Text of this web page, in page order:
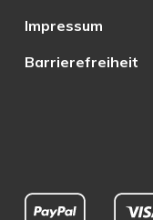
Impressum
Barrierefreiheit